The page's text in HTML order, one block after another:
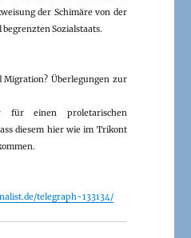
der Schimäre von der
Sozialstaats.
Überlegungen zur
für einen proletarischen
diesem hier wie im Trikont
telegraph-133134/